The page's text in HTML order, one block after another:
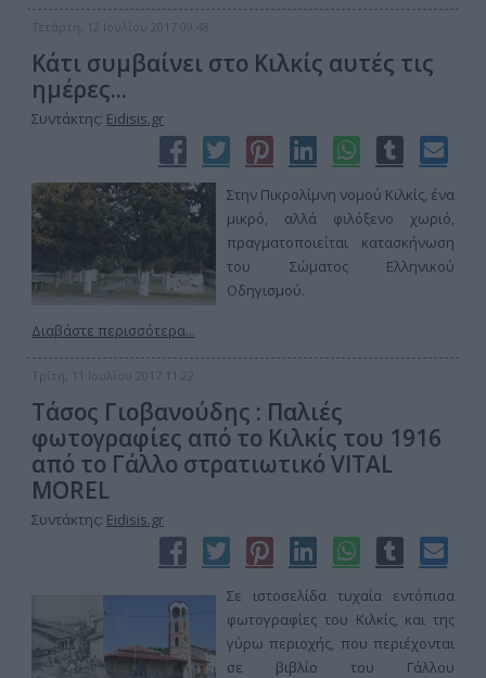
Τετάρτη, 12 Ιουλίου 2017 09:48
Κάτι συμβαίνει στο Κιλκίς αυτές τις
ημέρες...
Συντάκτης: Eidisis.gr
Στην Πικρολίμνη νομού Κιλκίς, ένα
μικρό, αλλά φιλόξενο χωριό,
πραγματοποιείται κατασκήνωση
του Σώματος Ελληνικού
Οδηγισμού.
Διαβάστε περισσότερα...
Τρίτη, 11 Ιουλίου 2017 11:22
Τάσος Γιοβανούδης : Παλιές
φωτογραφίες από το Κιλκίς του 1916
από το Γάλλο στρατιωτικό VITAL
MOREL
Συντάκτης: Eidisis.gr
Σε ιστοσελίδα τυχαία εντόπισα
φωτογραφίες του Κιλκίς, και της
γύρω περιοχής, που περιέχονται
σε βιβλίο του Γάλλου